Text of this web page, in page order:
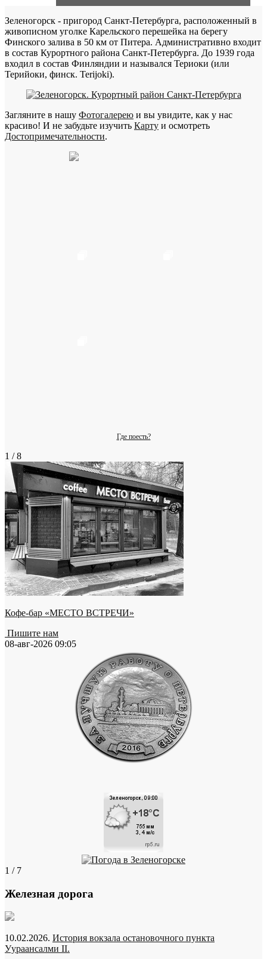
Зеленогорск - пригород Санкт-Петербурга, расположенный в
живописном уголке Карельского перешейка на берегу
Финского залива в 50 км от Питера. Административно входит
в состав Курортного района Санкт-Петербурга. До 1939 года
входил в состав Финляндии и назывался Териоки (или
Терийоки, финск. Terijoki).
Загляните в нашу Фотогалерею и вы увидите, как у нас
красиво! И не забудьте изучить Карту и осмотреть
Достопримечательности.
Где поесть?
1 / 8
Кофе-бар «МЕСТО ВСТРЕЧИ»
Пишите нам
08-авг-2026 09:05
1 / 7
Железная дорога
10.02.2026. История вокзала остановочного пункта
Уураансалми II.